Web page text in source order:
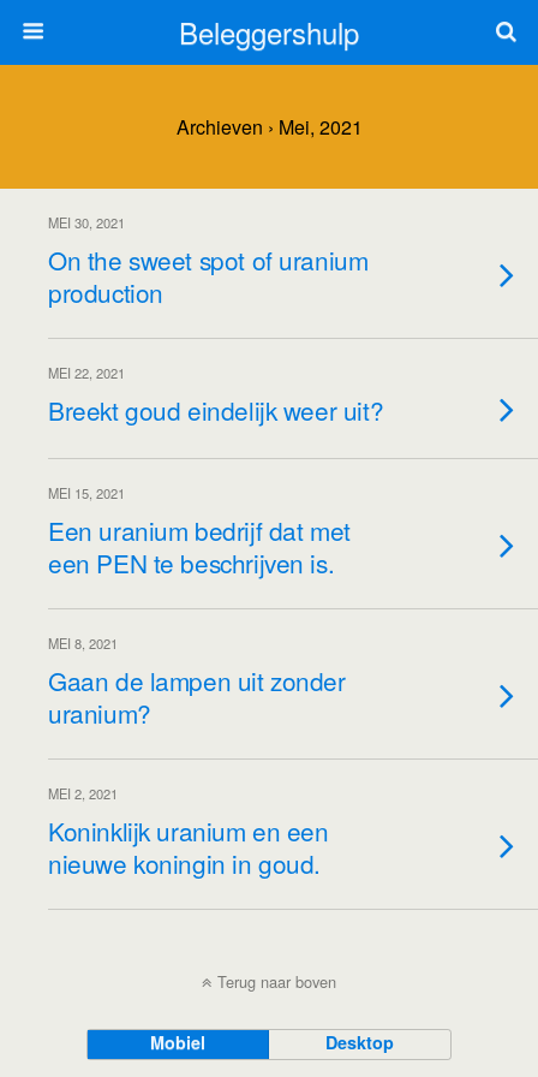
Beleggershulp
Archieven › Mei, 2021
MEI 30, 2021
On the sweet spot of uranium
production
MEI 22, 2021
Breekt goud eindelijk weer uit?
MEI 15, 2021
Een uranium bedrijf dat met
een PEN te beschrijven is.
MEI 8, 2021
Gaan de lampen uit zonder
uranium?
MEI 2, 2021
Koninklijk uranium en een
nieuwe koningin in goud.
Terug naar boven
Mobiel Desktop